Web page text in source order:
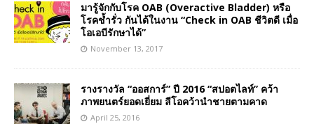
มารู้จักกับโรค OAB (Overactive Bladder) หรือ
โรคช้ำรั่ว กันได้ในงาน “Check in OAB ชีวิตดี เมื่อ
โอเอบีรักษาได้”
November 13, 2017
รางรางวัล “ออสการ์” ปี 2016 “สปอตไลท์” คว้า
ภาพยนตร์ยอดเยี่ยม ลีโอคว้านำชายตามคาด
April 25, 2016